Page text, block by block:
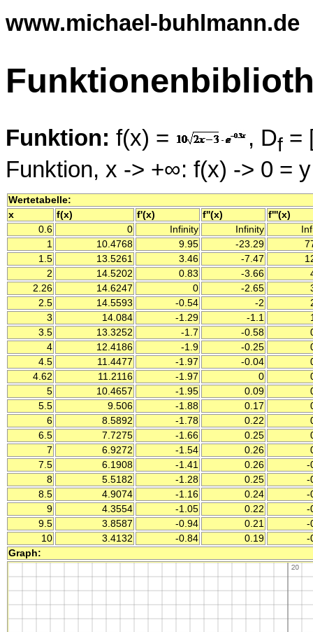
www.michael-buhlmann.de
Funktion: f(x) = , Df =
Funktion, x -> +∞: f(x) -> 0 =
Wertetabelle:
x
f(x) f'(x) f''(x)
f'''(x)
0.6
0 Infinity Infinity
1
10.4768 9.95 -23.29
1.5
13.5261 3.46 -7.47
2
14.5202 0.83 -3.66
2.26
14.6247 0 -2.65
2.5
14.5593 -0.54 -2
3
14.084 -1.29 -1.1
3.5
13.3252 -1.7 -0.58
4
12.4186 -1.9 -0.25
4.5
11.4477 -1.97 -0.04
4.62
11.2116 -1.97 0
5
10.4657 -1.95 0.09
5.5
9.506 -1.88 0.17
6
8.5892 -1.78 0.22
6.5
7.7275 -1.66 0.25
7
6.9272 -1.54 0.26
7.5
6.1908 -1.41 0.26
-
8
5.5182 -1.28 0.25
-
8.5
4.9074 -1.16 0.24
-
9
4.3554 -1.05 0.22
-
9.5
3.8587 -0.94 0.21
-
10
3.4132 -0.84 0.19
-
Graph: